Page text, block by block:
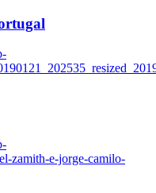
zamith-e-jorge-camilo-